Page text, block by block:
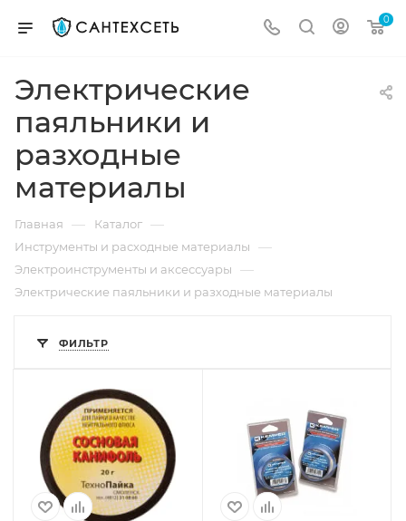
0
Электрические
паяльники и
разходные
материалы
Главная — Каталог —
Инструменты и расходные материалы —
Электроинструменты и аксессуары —
Электрические паяльники и разходные материалы
ФИЛЬТР